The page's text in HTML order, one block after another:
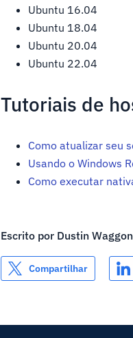
Ubuntu 16.04
Ubuntu 18.04
Ubuntu 20.04
Ubuntu 22.04
Tutoriais de
Como atualizar seu
Usando o Windows
Como executar
Escrito por Dustin
Compartilhar